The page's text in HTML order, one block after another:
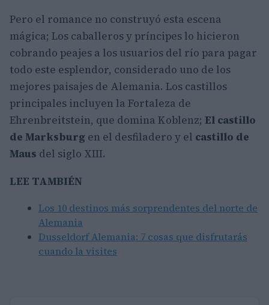
Pero el romance no construyó esta escena
mágica; Los caballeros y príncipes lo hicieron
cobrando peajes a los usuarios del río para pagar
todo este esplendor, considerado uno de los
mejores paisajes de Alemania. Los castillos
principales incluyen la Fortaleza de
Ehrenbreitstein, que domina Koblenz; El castillo
de Marksburg en el desfiladero y el castillo de
Maus del siglo XIII.
LEE TAMBIÉN
Los 10 destinos más sorprendentes del norte de
Alemania
Dusseldorf Alemania: 7 cosas que disfrutarás
cuando la visites